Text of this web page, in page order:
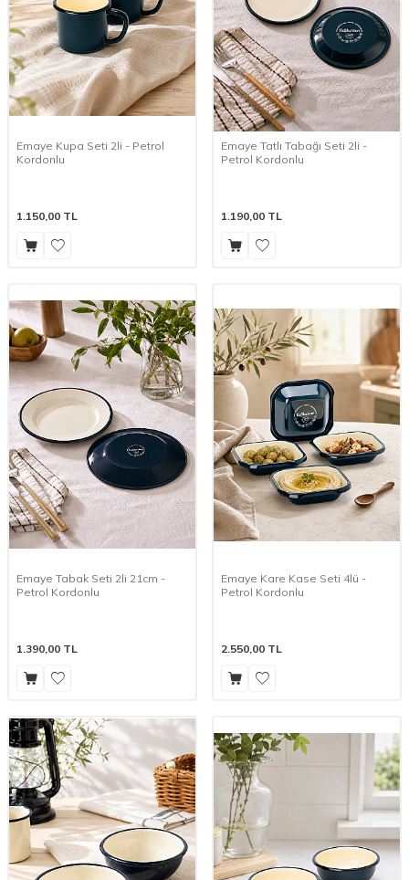
Emaye Kupa Seti 2li - Petrol
Kordonlu
1.150,00 TL
Emaye Tatlı Tabağı Seti 2li -
Petrol Kordonlu
1.190,00 TL
Emaye Tabak Seti 2li 21cm -
Petrol Kordonlu
1.390,00 TL
Emaye Kare Kase Seti 4lü -
Petrol Kordonlu
2.550,00 TL